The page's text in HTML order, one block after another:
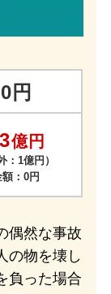
円
3億円
：1億円）
：0円
偶然な事故
の物を壊し
負った場合